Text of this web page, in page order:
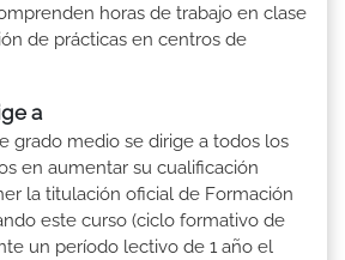
horas de trabajo en clase
de prácticas en centros de
a
grado medio se dirige a todos los
en aumentar su cualificación
la titulación oficial de Formación
este curso (ciclo formativo de
un período lectivo de 1 año el